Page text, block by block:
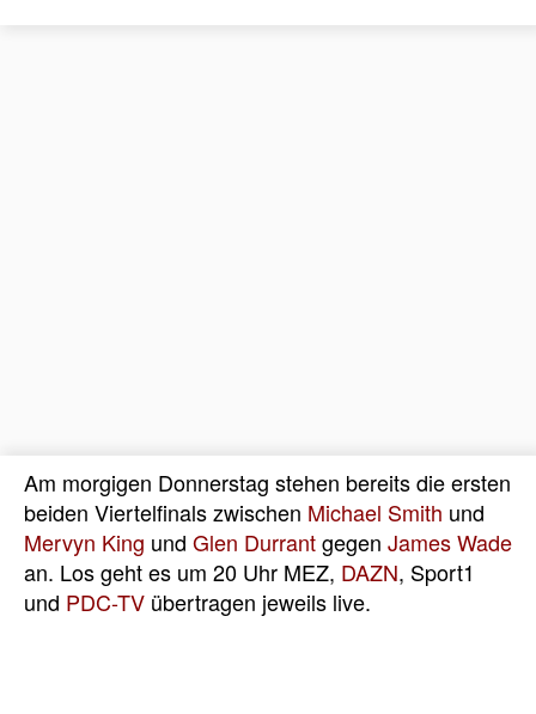
Am morgigen Donnerstag stehen bereits die ersten
beiden Viertelfinals zwischen Michael Smith und
Mervyn King und Glen Durrantgegen James Wade
an. Los geht es um 20 Uhr MEZ, DAZN, Sport1
und PDC-TV übertragen jeweils live.